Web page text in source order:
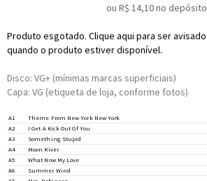
ou R$ 14,10no depósito
Produto esgotado. Clique aqui para ser avisado
quando o produto estiver disponível.
Disco: VG+ (mínimas marcas superficiais)
Capa: VG (etiqueta de loja, conforme fotos)
A1 Theme From New York New York
Written-By –Fred Ebb/John Kander*
A2 I Get A Kick Out Of You
Written-By –Porter *
A3 Something Stupid
Vocals [Duet With] –
Written-By –C. Carson Parks*
A4 Moon River
Written-By –
A5 What Now My Love
Written-By – Sigman*
A6 Summer Wind
Written-By – Mayer
Written-By –Paul Simon